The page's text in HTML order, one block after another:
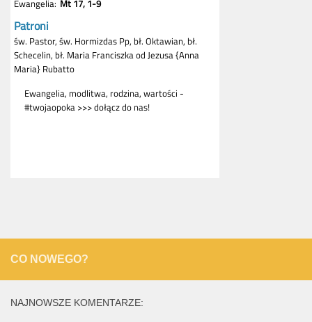
CO NOWEGO?
NAJNOWSZE KOMENTARZE: